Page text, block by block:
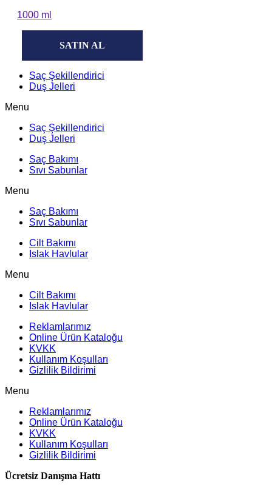
1000 ml
SATIN AL
Saç Şekillendirici
Duş Jelleri
Menu
Saç Şekillendirici
Duş Jelleri
Saç Bakımı
Sıvı Sabunlar
Menu
Saç Bakımı
Sıvı Sabunlar
Cilt Bakımı
Islak Havlular
Menu
Cilt Bakımı
Islak Havlular
Reklamlarımız
Online Ürün Kataloğu
KVKK
Kullanım Koşulları
Gizlilik Bildirimi
Menu
Reklamlarımız
Online Ürün Kataloğu
KVKK
Kullanım Koşulları
Gizlilik Bildirimi
Ücretsiz Danışma Hattı